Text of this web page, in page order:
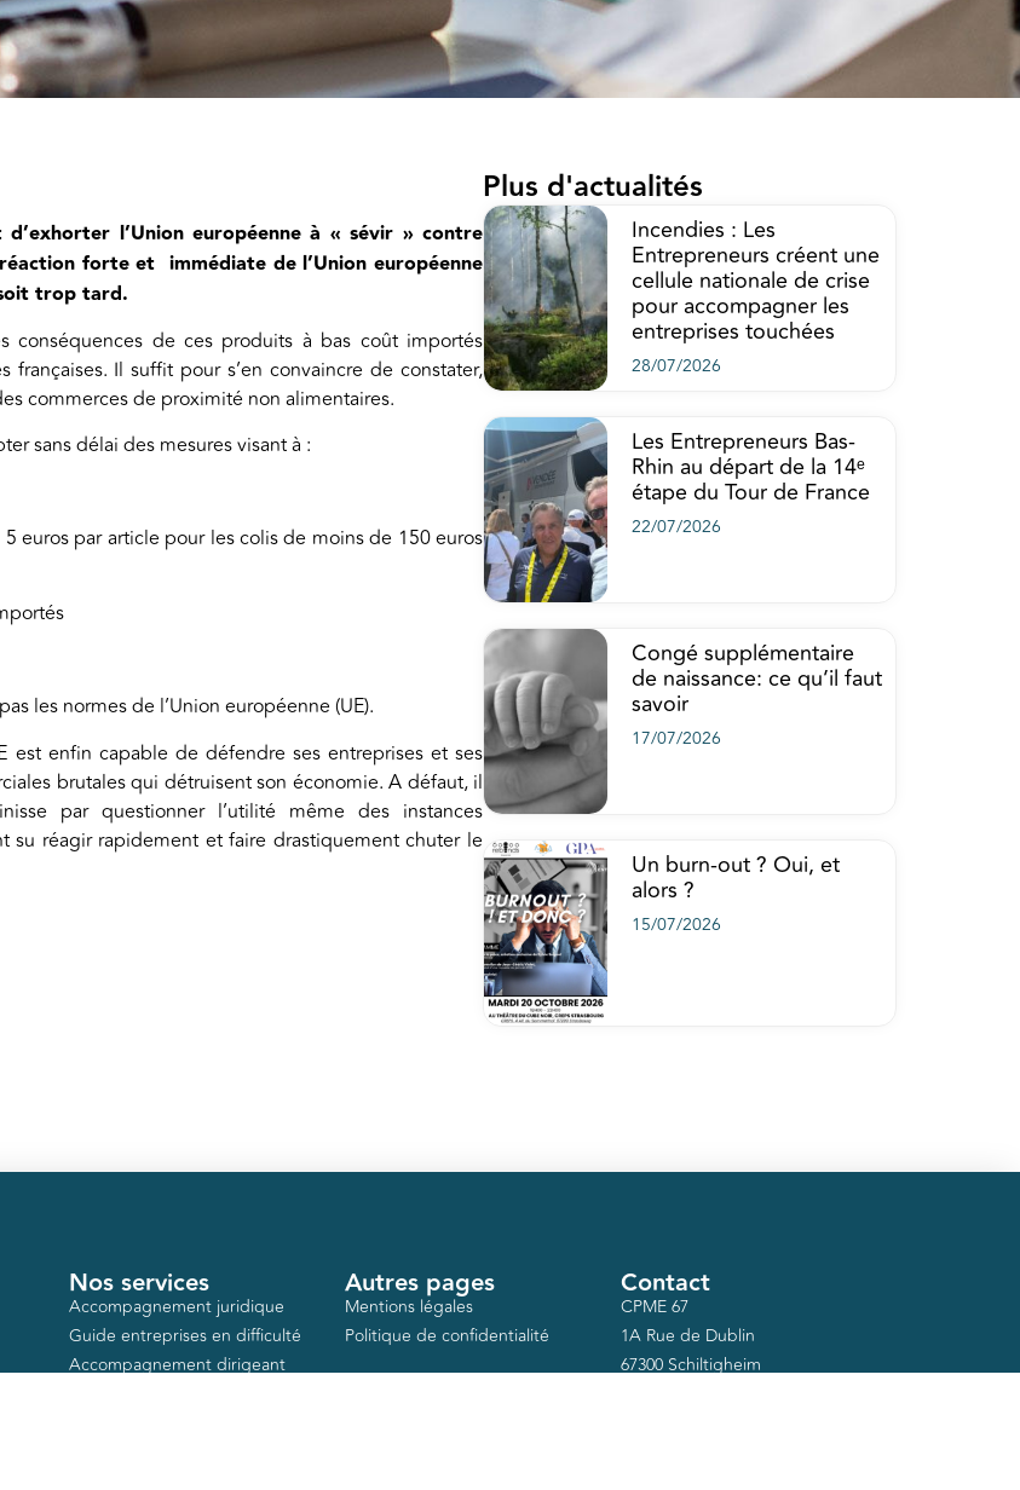
l’Union européenne à « sévir » contre
réaction forte et immédiate de l’Union européenne
trop tard.
conséquences de ces produits à bas coût importés
Il suffit pour s’en convaincre de constater,
commerces de proximité non alimentaires.
sans délai des mesures visant à :
euros par article pour les colis de moins de 150 euros
les normes de l’Union européenne (UE).
est enfin capable de défendre ses entreprises et ses
brutales qui détruisent son économie. A défaut, il
par questionner l’utilité même des instances
su réagir rapidement et faire drastiquement chuter le
Plus d'actualités
Incendies : Les
Entrepreneurs créent une
cellule nationale de crise
pour accompagner les
entreprises touchées
28/07/2026
Les Entrepreneurs Bas-
Rhin au départ de la 14ᵉ
étape du Tour de France
22/07/2026
Congé supplémentaire
de naissance: ce qu’il faut
savoir
17/07/2026
Un burn-out ? Oui, et
alors ?
15/07/2026
Nos services
Accompagnement juridique
Guide entreprises en difficulté
Accompagnement dirigeant
Autres pages
Mentions légales
Politique de confidentialité
Contact
CPME 67
1A Rue de Dublin
67300 Schiltigheim